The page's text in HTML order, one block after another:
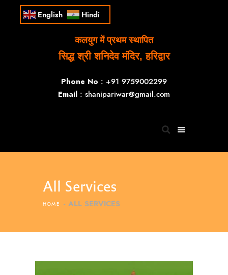
English Hindi
कलयुग में प्रथम स्थापित
सिद्ध श्री शनिदेव मंदिर, हरिद्वार
Phone No : +91 9759002299
Email : shanipariwar@gmail.com
All Services
HOME ALL SERVICES